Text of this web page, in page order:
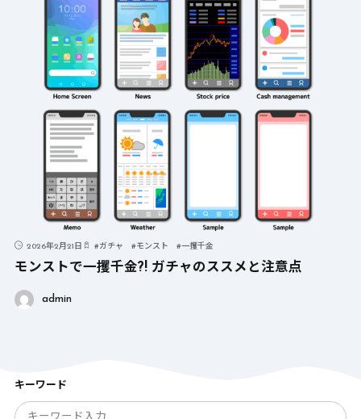
2026年2月21日 #ガチャ #モンスト #一攫千金
モンストで一攫千金?! ガチャのススメと注意点
admin
キーワード